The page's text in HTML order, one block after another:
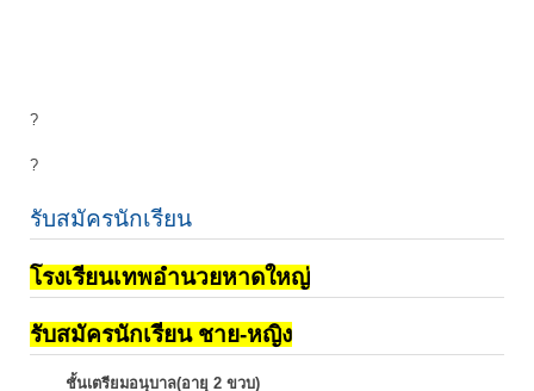
?
?
รับสมัครนักเรียน
โรงเรียนเทพอำนวยหาดใหญ่
รับสมัครนักเรียน ชาย-หญิง
ชั้นเตรียมอนุบาล(อายุ 2 ขวบ)